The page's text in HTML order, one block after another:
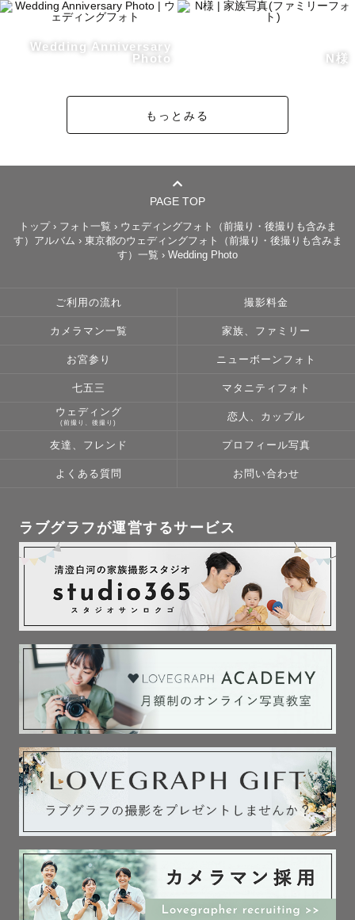
撮影前には、事前のメッセージで
・使い道（記念・プロフィール・SNS・家族写真など）
を丁寧にヒアリングします。
という方も、どうぞご安心ください♪
撮影中は会話を大切にしながら、リラックスした空気づく
りを心がけています。
気づいたら緊張がほどけていた、というお声も多くいただ
ポージングや立ち位置の指示も細かくお伝えしますので、
人物撮影では、その方らしさや、きれいに見える角度を意
識して撮影しています。
【日程について】
場所や時間帯によっては対応できる場合があります。
まずはお気軽にご相談ください。
最後までお読みいただきありがとうございます。
皆さんの大切な時間に寄り添いながら、
Wedding Anniversary
Photo
N様
もっとみる
PAGE TOP
トップ› フォト一覧 › ウェディングフォト（前撮り・後撮りも含みま
す）アルバム › 東京都のウェディングフォト（前撮り・後撮りも含みま
す）一覧 › Wedding Photo
ご利用の流れ 撮影料金
カメラマン一覧 家族、ファミリー
お宮参り ニューボーンフォト
七五三 マタニティフォト
ウェディング
(前撮り、後撮り)
恋人、カップル
友達、フレンド プロフィール写真
よくある質問 お問い合わせ
ラブグラフが運営するサービス